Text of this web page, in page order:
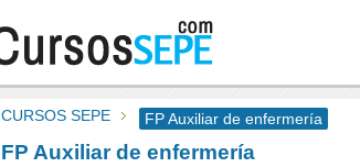
CURSOS SEPE FP Auxiliar de enfermería
FP Auxiliar de enfermería